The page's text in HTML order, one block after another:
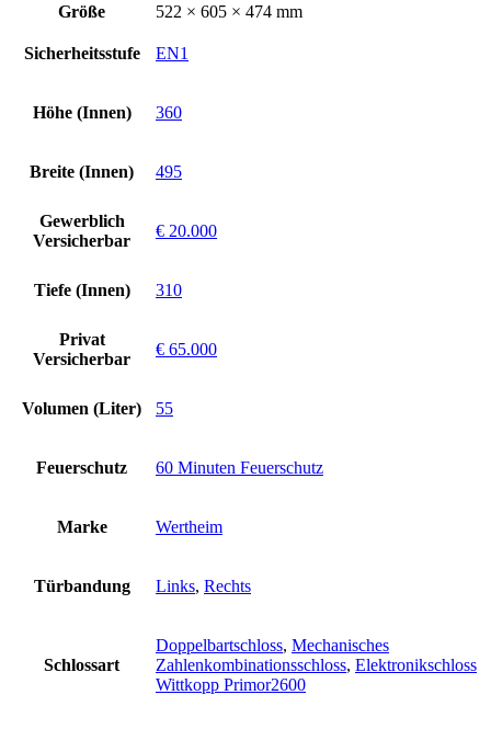
Größe
522 × 605 × 474 mm
Sicherheitsstufe EN1
Höhe (Innen) 360
Breite (Innen) 495
Gewerblich
Versicherbar
€ 20.000
Tiefe (Innen) 310
Privat
Versicherbar
€ 65.000
Volumen (Liter) 55
Feuerschutz 60 Minuten Feuerschutz
Marke Wertheim
Türbandung Links, Rechts
Schlossart
Doppelbartschloss, Mechanisches
Zahlenkombinationsschloss, Elektronikschloss
Wittkopp Primor2600